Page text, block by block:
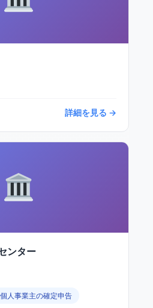
詳細を見る →
ンター
個人事業主の確定申告